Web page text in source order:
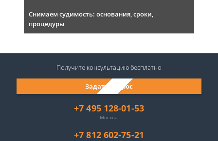
Снимаем судимость: основания, сроки,
процедуры
+7 495 128-01-53
Москва
+7 812 602-75-21
Задать вопрос
Получите консультациюбесплатно